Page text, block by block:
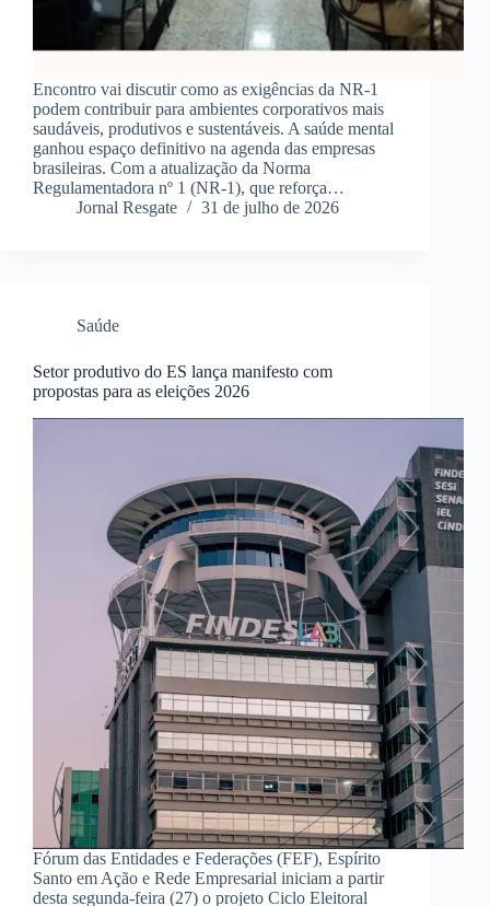
Encontro vai discutir como as exigências da NR-1
podem contribuir para ambientes corporativos mais
saudáveis, produtivos e sustentáveis. A saúde mental
ganhou espaço definitivo na agenda das empresas
brasileiras. Com a atualização da Norma
Regulamentadora nº 1 (NR-1), que reforça…
Jornal Resgate
31 de julho de 2026
Saúde
Setor produtivo do ES lança manifesto com
propostas para as eleições 2026
Fórum das Entidades e Federações (FEF), Espírito
Santo em Ação e Rede Empresarial iniciam a partir
desta segunda-feira (27) o projeto Ciclo Eleitoral